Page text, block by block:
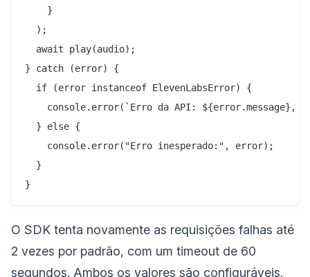
    }
  );
  await play(audio);
} catch (error) {
  if (error instanceof ElevenLabsError) {
console.error(`Erro da API: ${error.message},
  } else {
    console.error("Erro inesperado:", error);
  }
O SDK tenta novamente as requisições falhas até
2 vezes por padrão, com um timeout de 60
segundos. Ambos os valores são configuráveis.